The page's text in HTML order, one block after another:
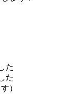
た
た
）